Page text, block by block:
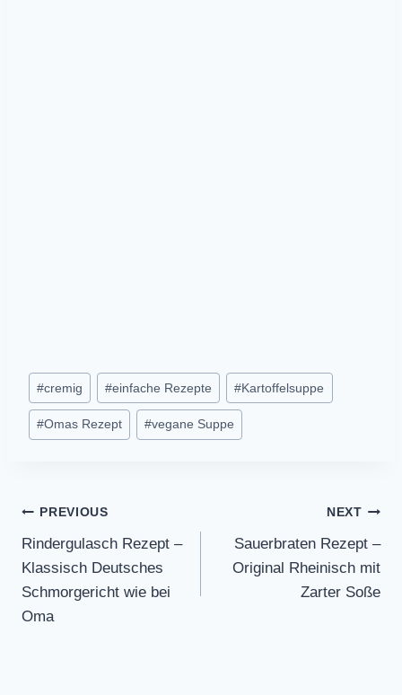
Post
Tags:
#cremig #einfache Rezepte #Kartoffelsuppe
#Omas Rezept #vegane Suppe
Post
navigation
PREVIOUS
Rindergulasch Rezept –
Klassisch Deutsches
Schmorgericht wie bei
Oma
NEXT
Sauerbraten Rezept –
Original Rheinisch mit
Zarter Soße